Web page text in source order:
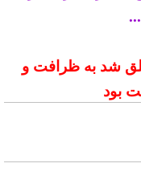
شد به ظرافت و
بود